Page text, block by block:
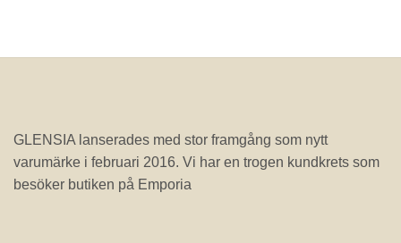
GLENSIA lanserades med stor framgång som nytt
varumärke i februari 2016. Vi har en trogen kundkrets som
besöker butiken på Emporia